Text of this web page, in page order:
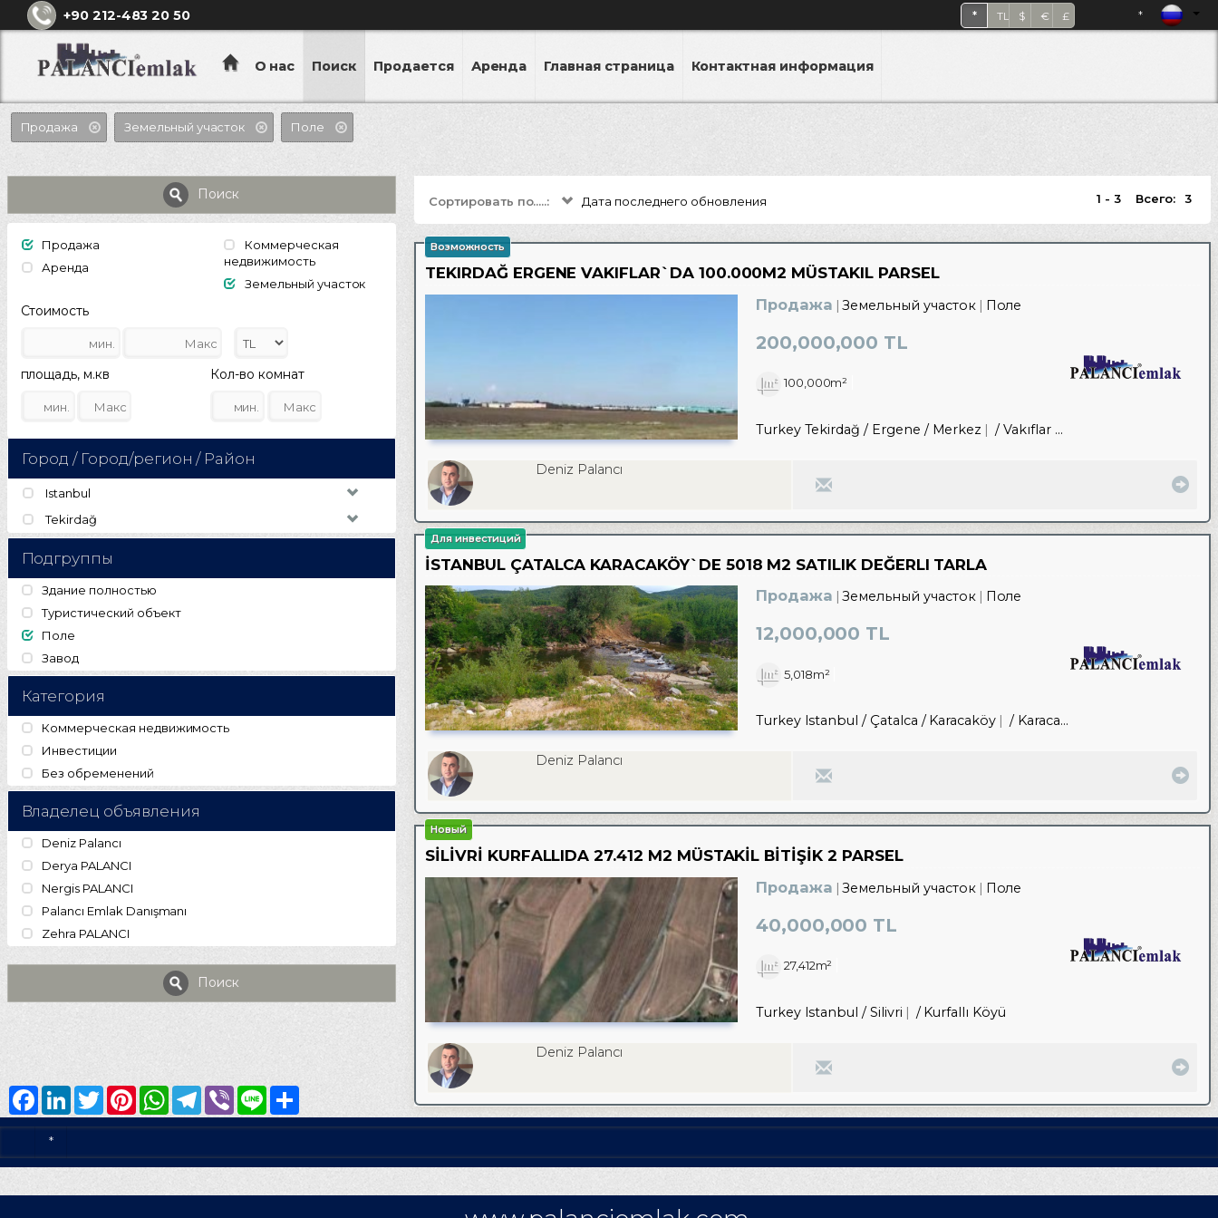
+90 212-483 20 50 * TL $ € £ *
О нас Поиск Продается Аренда Главная страница Контактная информация
Продажа Земельный участок Поле
Поиск
Продажа
Аренда
Коммерческая
недвижимость
Земельный участок
Стоимость
площадь, м.кв Кол-во комнат
Город / Город/регион / Район
Istanbul
Tekirdağ
Подгруппы
Здание полностью
Туристический объект
Поле
Завод
Категория
Коммерческая недвижимость
Инвестиции
Без обременений
Владелец объявления
Deniz Palancı
Derya PALANCI
Nergis PALANCI
Palancı Emlak Danışmanı
Zehra PALANCI
Поиск
Сортировать по.....: Дата последнего обновления 1 - 3 Всего: 3
Возможность
TEKIRDAĞ ERGENE VAKIFLAR`DA 100.000M2 MÜSTAKIL PARSEL
Продажа
Земельный участок Поле
200,000,000 TL
100,000m²
Turkey Tekirdağ / Ergene / Merkez / Vakıflar OSB
Deniz Palancı
Для инвестиций
İSTANBUL ÇATALCA KARACAKÖY`DE 5018 M2 SATILIK DEĞERLI TARLA
Продажа
Земельный участок Поле
12,000,000 TL
5,018m²
Turkey Istanbul / Çatalca / Karacaköy / Karacaköy Merkez Mah.
Deniz Palancı
Новый
SİLİVRİ KURFALLIDA 27.412 M2 MÜSTAKİL BİTİŞİK 2 PARSEL
Продажа
Земельный участок Поле
40,000,000 TL
27,412m²
Turkey Istanbul / Silivri / Kurfallı Köyü
Deniz Palancı
*
Facebook
LinkedInTwitterPinterestWhatsAppTelegram
Viber Line Share